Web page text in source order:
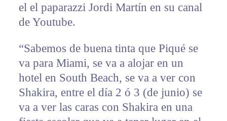
el el paparazzi Jordi Martín en su canal
de Youtube.
“Sabemos de buena tinta que Piqué se
va para Miami, se va a alojar en un
hotel en South Beach, se va a ver con
Shakira, entre el día 2 ó 3 (de junio) se
va a ver las caras con Shakira en una